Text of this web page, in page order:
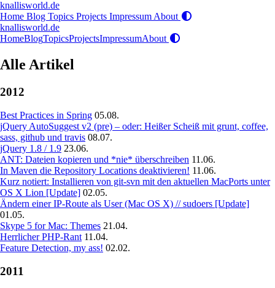
knallisworld.de
Home Blog Topics Projects Impressum About
knallisworld.de
HomeBlogTopicsProjectsImpressumAbout
Alle Artikel
2012
Best Practices in Spring 05.08.
jQuery AutoSuggest v2 (pre) – oder: Heißer Scheiß mit grunt, coffee,
sass, github und travis 08.07.
jQuery 1.8 / 1.9 23.06.
ANT: Dateien kopieren und *nie* überschreiben 11.06.
In Maven die Repository Locations deaktivieren! 11.06.
Kurz notiert: Installieren von git-svn mit den aktuellen MacPorts unter
OS X Lion [Update] 02.05.
Ändern einer IP-Route als User (Mac OS X) // sudoers [Update]
01.05.
Skype 5 for Mac: Themes 21.04.
Herrlicher PHP-Rant 11.04.
Feature Detection, my ass! 02.02.
2011